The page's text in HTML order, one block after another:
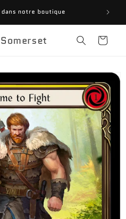
dans notre boutique
Panier